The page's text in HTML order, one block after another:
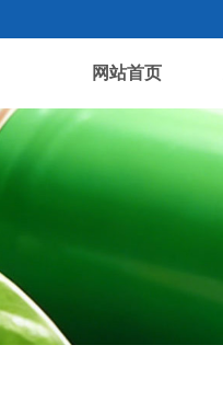
网站首页